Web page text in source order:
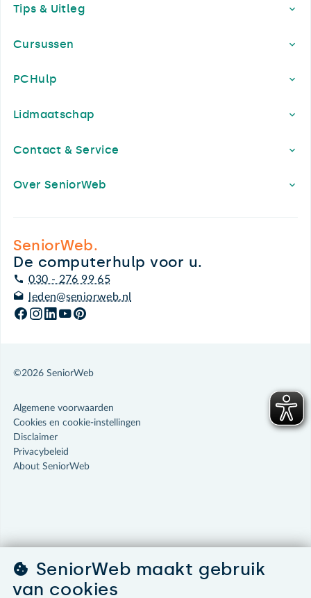
Tips & Uitleg
Cursussen
PCHulp
Lidmaatschap
Contact & Service
Over SeniorWeb
SeniorWeb.
De computerhulp voor u.
030 - 276 99 65
leden@seniorweb.nl
©2026 SeniorWeb
Algemene voorwaarden
Cookies en cookie-instellingen
Disclaimer
Privacybeleid
About SeniorWeb
SeniorWeb maakt gebruik
van cookies